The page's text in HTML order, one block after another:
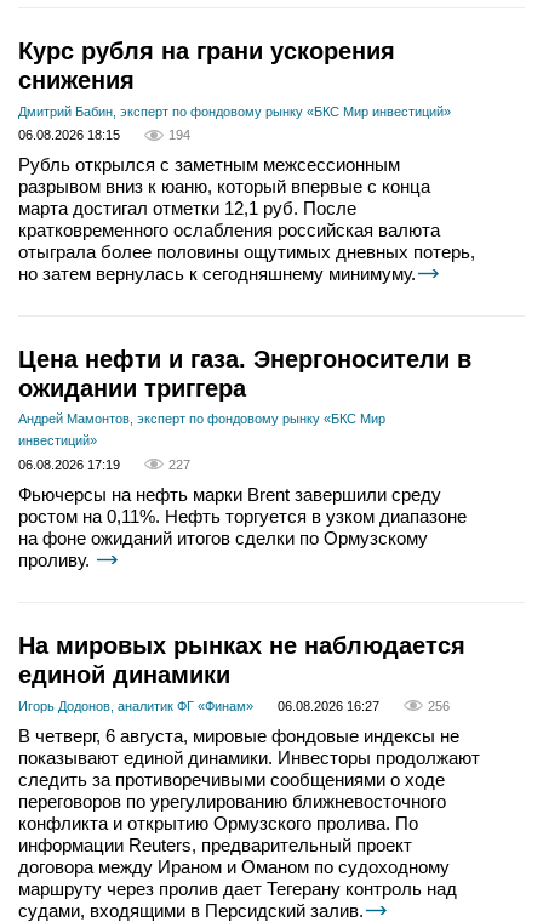
Курс рубля на грани ускорения
снижения
Дмитрий Бабин, эксперт по фондовому рынку «БКС Мир инвестиций»
06.08.2026 18:15
194
Рубль открылся с заметным межсессионным
разрывом вниз к юаню, который впервые с конца
марта достигал отметки 12,1 руб. После
кратковременного ослабления российская валюта
отыграла более половины ощутимых дневных потерь,
но затем вернулась к сегодняшнему минимуму.
Цена нефти и газа. Энергоносители в
ожидании триггера
Андрей Мамонтов, эксперт по фондовому рынку «БКС Мир
инвестиций»
06.08.2026 17:19
227
Фьючерсы на нефть марки Brent завершили среду
ростом на 0,11%. Нефть торгуется в узком диапазоне
на фоне ожиданий итогов сделки по Ормузскому
проливу.
На мировых рынках не наблюдается
единой динамики
Игорь Додонов, аналитик ФГ «Финам» 06.08.2026 16:27 256
В четверг, 6 августа, мировые фондовые индексы не
показывают единой динамики. Инвесторы продолжают
следить за противоречивыми сообщениями о ходе
переговоров по урегулированию ближневосточного
конфликта и открытию Ормузского пролива. По
информации Reuters, предварительный проект
договора между Ираном и Оманом по судоходному
маршруту через пролив дает Тегерану контроль над
судами, входящими в Персидский залив.